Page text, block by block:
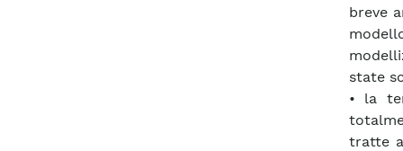
breve
state
• la
tratte